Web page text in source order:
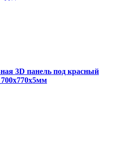
3D панель под красный